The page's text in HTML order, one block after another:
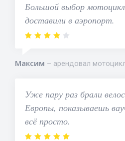
Большой выбор
доставили в аэропорт.
Максим арендовал
Уже пару раз брали
Европы, показываешь
всё просто.